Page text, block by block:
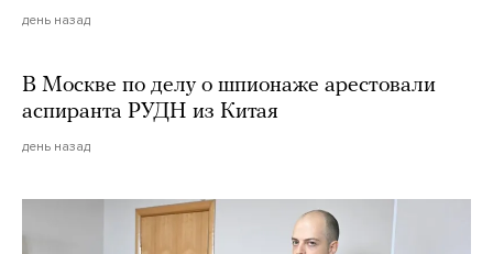
день назад
В Москве по делу о шпионаже арестовали
аспиранта РУДН из Китая
день назад